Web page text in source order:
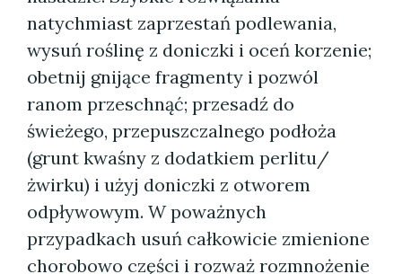
natychmiast zaprzestań podlewania,
wysuń roślinę z doniczki i oceń korzenie;
obetnij gnijące fragmenty i pozwól
ranom przeschnąć; przesadź do
świeżego, przepuszczalnego podłoża
(grunt kwaśny z dodatkiem perlitu/
żwirku) i użyj doniczki z otworem
odpływowym. W poważnych
przypadkach usuń całkowicie zmienione
chorobowo części i rozważ rozmnożenie